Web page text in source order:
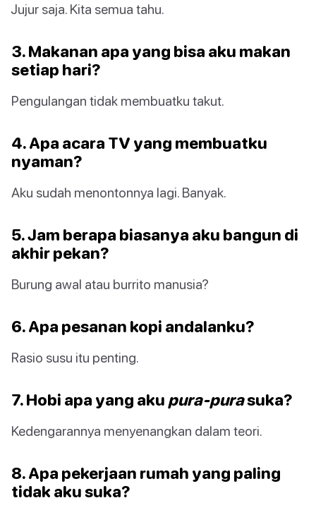
Jujur saja. Kita semua tahu.
3. Makanan apa yang bisa aku makan
setiap hari?
Pengulangan tidak membuatku takut.
4. Apa acara TV yang membuatku
nyaman?
Aku sudah menontonnya lagi. Banyak.
5. Jam berapa biasanya aku bangun di
akhir pekan?
Burung awal atau burrito manusia?
6. Apa pesanan kopi andalanku?
Rasio susu itu penting.
7. Hobi apa yang aku pura-purasuka?
Kedengarannya menyenangkan dalam teori.
8. Apa pekerjaan rumah yang paling
tidak aku suka?